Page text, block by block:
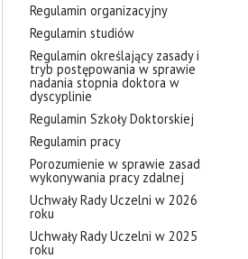
Regulamin organizacyjny
Regulamin studiów
Regulamin określający zasady i
tryb postępowania w sprawie
nadania stopnia doktora w
dyscyplinie
Regulamin Szkoły Doktorskiej
Regulamin pracy
Porozumienie w sprawie zasad
wykonywania pracy zdalnej
Uchwały Rady Uczelni w 2026
roku
Uchwały Rady Uczelni w 2025
roku